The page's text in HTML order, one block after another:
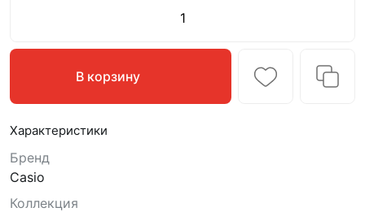
В корзину
Характеристики
Бренд
Casio
Коллекция